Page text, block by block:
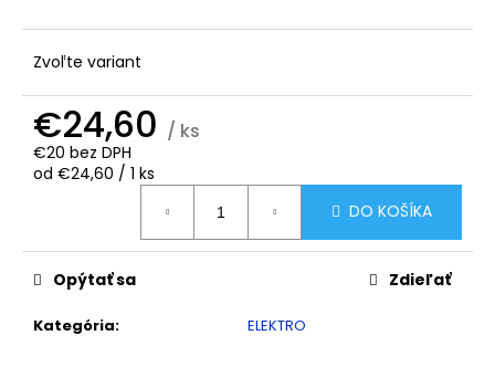
Zvoľte variant
€24,60 / ks
€20 bez DPH
Jednotková
od €24,60 / 1 ks
DO KOŠÍKA
Kategória: ELEKTRO
Opýtať sa Zdieľať
r
ú
a
m
e
NEPUDROVANÉ
RUKAVICE
TMAVO
MODRÉ
KS/BAL.